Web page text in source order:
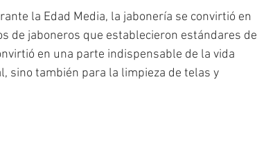
la Edad Media, la jabonería se convirtió en
de jaboneros que establecieron estándares de
en una parte indispensable de la vida
sino también para la limpieza de telas y